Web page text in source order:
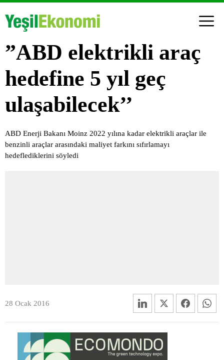
”ABD elektrikli araç
hedefine 5 yıl geç
ulaşabilecek’’
ABD Enerji Bakanı Moinz 2022 yılına kadar elektrikli araçlar ile
benzinli araçlar arasındaki maliyet farkını sıfırlamayı
hedeflediklerini söyledi
28 Ocak 2016